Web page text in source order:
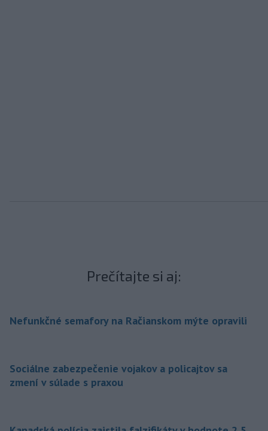
Prečítajte si aj:
Nefunkčné semafory na Račianskom mýte opravili
Sociálne zabezpečenie vojakov a policajtov sa
zmení v súlade s praxou